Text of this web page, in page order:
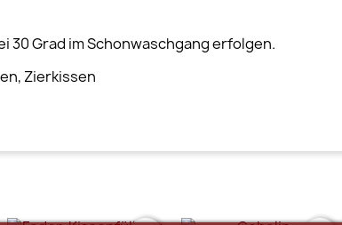
30 Grad im Schonwaschgang erfolgen.
Zierkissen